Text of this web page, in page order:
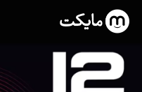
استریم دوازده دقیقه - RIP